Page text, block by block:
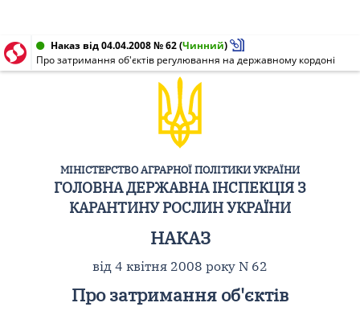
Наказ від 04.04.2008 № 62(Чинний)
Про затримання об'єктів регулювання на державному кордоні
МІНІСТЕРСТВО АГРАРНОЇ ПОЛІТИКИ УКРАЇНИ
ГОЛОВНА ДЕРЖАВНА ІНСПЕКЦІЯ З
КАРАНТИНУ РОСЛИН УКРАЇНИ
НАКАЗ
від 4 квітня 2008 року N 62
Про затримання об'єктів